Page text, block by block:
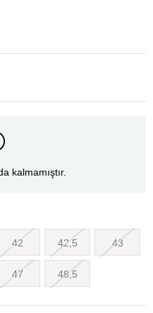
kalmamıştır.
42 42,5 43
47 48,5